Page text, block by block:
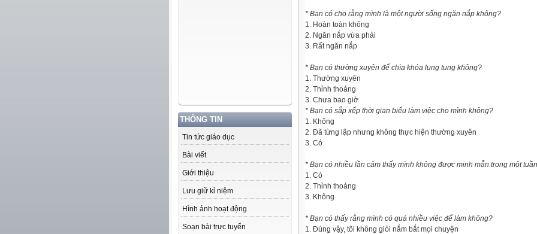
THÔNG TIN
Tin tức giáo dục
Bài viết
Giới thiệu
Lưu giữ kỉ niệm
Hình ảnh hoạt động
Soạn bài trực tuyến
* Bạn có cho rằng mình là một người sống ngăn nắp không?
1. Hoàn toàn không
2. Ngăn nắp vừa phải
3. Rất ngăn nắp
* Bạn có thường xuyên để chìa khóa lung tung không?
1. Thường xuyên
2. Thỉnh thoảng
3. Chưa bao giờ
* Bạn có sắp xếp thời gian biểu làm việc cho mình không?
1. Không
2. Đã từng lập nhưng không thực hiện thường xuyên
3. Có
* Bạn có nhiều lần cảm thấy mình không được minh mẫn trong một
1. Có
2. Thỉnh thoảng
3. Không
* Bạn có thấy rằng mình có quá nhiều việc để làm không?
1. Đúng vậy, tôi không giỏi nắm bắt mọi chuyện